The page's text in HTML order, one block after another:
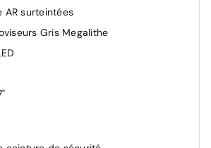
surteintées
Gris Megalithe